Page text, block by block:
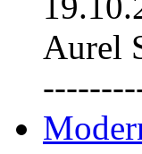
Aurel